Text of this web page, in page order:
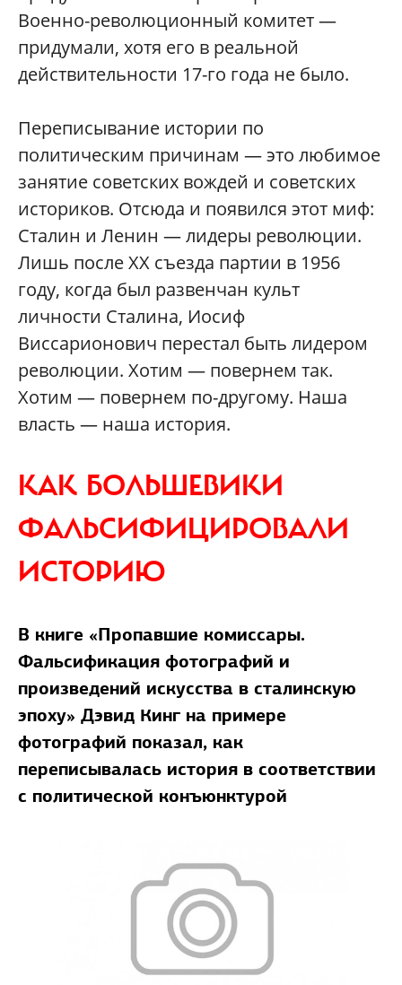
Военно-революционный комитет —
придумали, хотя его в реальной
действительности 17-го года не было.
Переписывание истории по
политическим причинам — это любимое
занятие советских вождей и советских
историков. Отсюда и появился этот миф:
Сталин и Ленин — лидеры революции.
Лишь после XX съезда партии в 1956
году, когда был развенчан культ
личности Сталина, Иосиф
Виссарионович перестал быть лидером
революции. Хотим — повернем так.
Хотим — повернем по-другому. Наша
власть — наша история.
КАК БОЛЬШЕВИКИ
ФАЛЬСИФИЦИРОВАЛИ
ИСТОРИЮ
В книге «Пропавшие комиссары.
Фальсификация фотографий и
произведений искусства в сталинскую
эпоху» Дэвид Кинг на примере
фотографий показал, как
переписывалась история в соответствии
с политической конъюнктурой